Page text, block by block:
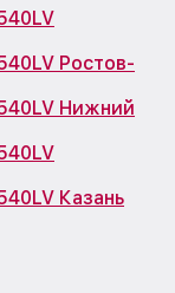
Ростов-
Нижний
Казань